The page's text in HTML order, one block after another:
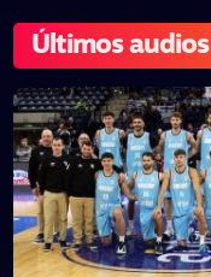
Últimos audios